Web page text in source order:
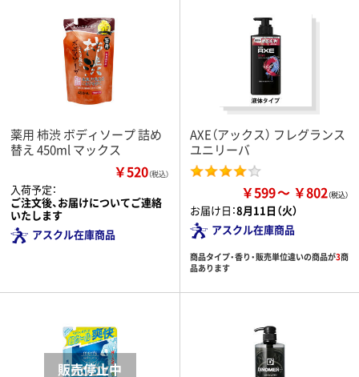
薬用 柿渋 ボディソープ 詰め
替え 450ml マックス
￥520（税込）
入荷予定：
ご注文後、お届けについてご連絡
いたします
アスクル在庫商品
AXE（アックス） フレグランス
ユニリーバ
￥599 ￥802
お届け日：8月11日（火）
アスクル在庫商品
商品タイプ・香り・販売単位違いの商品が3商
品あります